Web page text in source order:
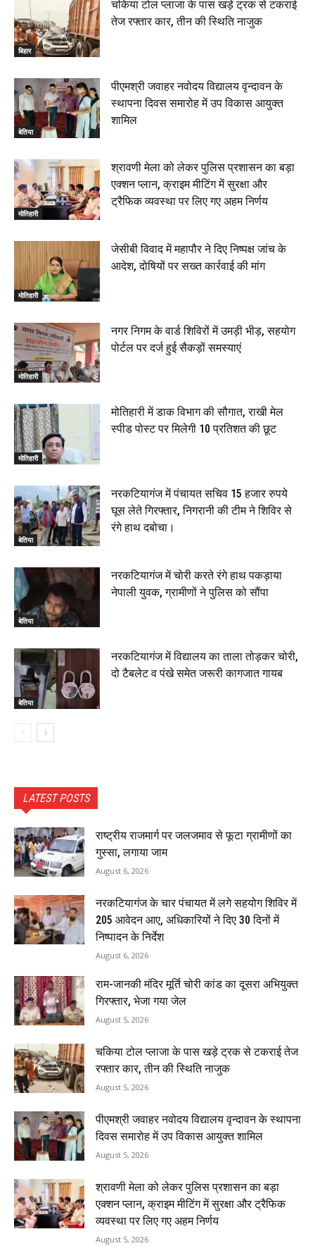
बिहार
चकिया टोल प्लाजा के पास खड़े ट्रक से टकराई
तेज रफ्तार कार, तीन की स्थिति नाजुक
बेतिया
पीएमश्री जवाहर नवोदय विद्यालय वृन्दावन के
स्थापना दिवस समारोह में उप विकास आयुक्त
शामिल
मोतिहारी
श्रावणी मेला को लेकर पुलिस प्रशासन का बड़ा
एक्शन प्लान, क्राइम मीटिंग में सुरक्षा और
ट्रैफिक व्यवस्था पर लिए गए अहम निर्णय
मोतिहारी
जेसीबी विवाद में महापौर ने दिए निष्पक्ष जांच के
आदेश, दोषियों पर सख्त कार्रवाई की मांग
मोतिहारी
नगर निगम के वार्ड शिविरों में उमड़ी भीड़, सहयोग
पोर्टल पर दर्ज हुई सैकड़ों समस्याएं
मोतिहारी
मोतिहारी में डाक विभाग की सौगात, राखी मेल
स्पीड पोस्ट पर मिलेगी 10 प्रतिशत की छूट
बेतिया
नरकटियागंज में पंचायत सचिव 15 हजार रुपये
घूस लेते गिरफ्तार, निगरानी की टीम ने शिविर से
रंगे हाथ दबोचा।
बेतिया
नरकटियागंज में चोरी करते रंगे हाथ पकड़ाया
नेपाली युवक, ग्रामीणों ने पुलिस को सौंपा
बेतिया
नरकटियागंज में विद्यालय का ताला तोड़कर चोरी,
दो टैबलेट व पंखे समेत जरूरी कागजात गायब
LATEST POSTS
राष्ट्रीय राजमार्ग पर जलजमाव से फूटा ग्रामीणों का
गुस्सा, लगाया जाम
August 6, 2026
नरकटियागंज के चार पंचायत में लगे सहयोग शिविर में
205 आवेदन आए, अधिकारियों ने दिए 30 दिनों में
निष्पादन के निर्देश
August 6, 2026
राम-जानकी मंदिर मूर्ति चोरी कांड का दूसरा अभियुक्त
गिरफ्तार, भेजा गया जेल
August 5, 2026
चकिया टोल प्लाजा के पास खड़े ट्रक से टकराई तेज
रफ्तार कार, तीन की स्थिति नाजुक
August 5, 2026
पीएमश्री जवाहर नवोदय विद्यालय वृन्दावन के स्थापना
दिवस समारोह में उप विकास आयुक्त शामिल
August 5, 2026
श्रावणी मेला को लेकर पुलिस प्रशासन का बड़ा
एक्शन प्लान, क्राइम मीटिंग में सुरक्षा और ट्रैफिक
व्यवस्था पर लिए गए अहम निर्णय
August 5, 2026